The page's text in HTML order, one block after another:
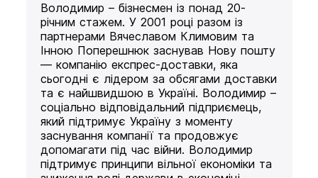
Володимир – бізнесмен із понад 20-
річним стажем. У 2001 році разом із
партнерами Вячеславом Климовим та
Інною Поперешнюк заснував Нову пошту
— компанію експрес-доставки, яка
сьогодні є лідером за обсягами доставки
та є найшвидшою в Україні. Володимир –
соціально відповідальний підприємець,
який підтримує Україну з моменту
заснування компанії та продовжує
допомагати під час війни. Володимир
підтримує принципи вільної економіки та